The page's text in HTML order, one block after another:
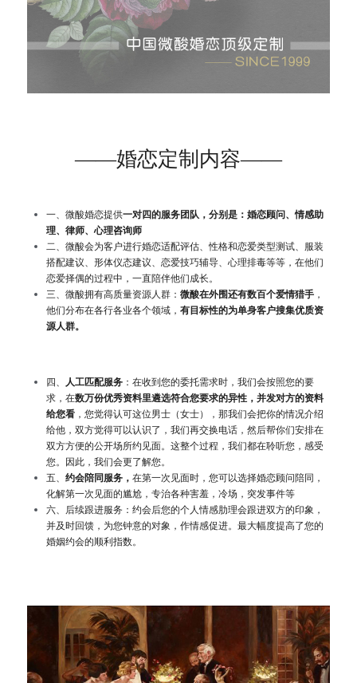
——婚恋定制内容——
一、 微酸婚恋提供一对四的服务团队，分别是：婚恋顾问、情感助
理、律师、心理咨询师
二、微酸会为客户进行婚恋适配评估、性格和恋爱类型测试、服装
搭配建议、形体仪态建议、恋爱技巧辅导、心理排毒等等，在他们
恋爱择偶的过程中，一直陪伴他们成长。
三、微酸拥有高质量资源人群： 微酸在外围还有数百个爱情猎手 ，
他们分布在各行各业各个领域， 有目标性的为单身客户搜集优质资
源人群。
四、 人工匹配服务 ：在收到您的委托需求时，我们会按照您的要
求，在数万份优秀资料里遴选符合您要求的异性，并发对方的资料
给您看 ，您觉得认可这位男士（女士），那我们会把你的情况介绍
给他，双方觉得可以认识了，我们再交换电话，然后帮你们安排在
双方方便的公开场所约见面。这整个过程，我们都在聆听您，感受
您。因此，我们会更了解您。
五、 约会陪同服务， 在第一次见面时，您可以选择婚恋顾问陪同，
化解第一次见面的尴尬，专治各种害羞，冷场，突发事件等
六、后续跟进服务：约会后您的个人情感肋理会跟进双方的印象，
并及时回馈，为您钟意的对象，作情感促进。最大幅度提高了您的
婚姻约会的顺利指数。